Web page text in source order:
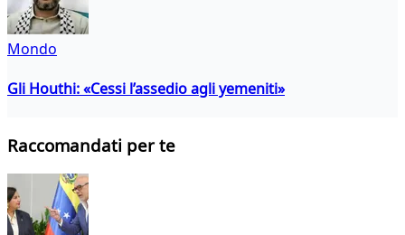
Mondo
Gli Houthi: «Cessi l’assedio agli yemeniti»
Raccomandati per te